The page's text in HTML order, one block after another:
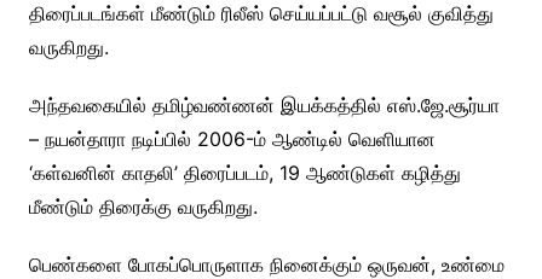
திரைப்படங்கள் மீண்டும் ரிலீஸ் செய்யப்பட்டு வசூல் குவித்து
வருகிறது.
அந்தவகையில் தமிழ்வண்ணன் இயக்கத்தில் எஸ்.ஜே.சூர்யா
– நயன்தாரா நடிப்பில் 2006-ம் ஆண்டில் வெளியான
‘கள்வனின் காதலி’ திரைப்படம், 19 ஆண்டுகள் கழித்து
மீண்டும் திரைக்கு வருகிறது.
பெண்களை போகப்பொருளாக நினைக்கும் ஒருவன், உண்மை